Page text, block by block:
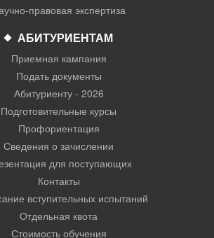
правовая экспертиза
АБИТУРИЕНТАМ
Приемная кампания
Подать документы
Абитуриенту - 2026
Подготовительные курсы
Профориентация
Сведения о зачислении
для поступающих
Контакты
вступительных испытаний
Отдельная квота
Стоимость обучения